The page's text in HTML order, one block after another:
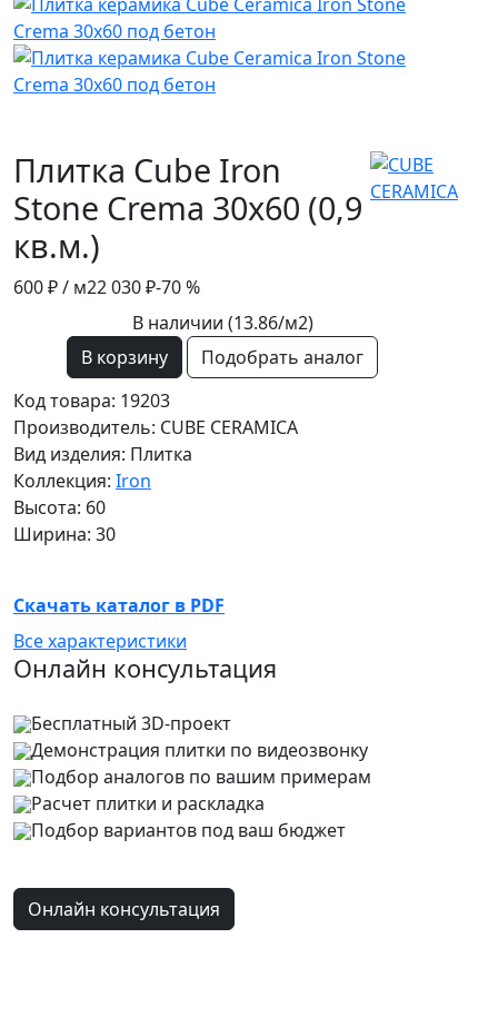
Плитка Cube Iron
Stone Crema 30x60 (0,9
кв.м.)
600 ₽/ м22 030 ₽-70 %
В наличии (13.86/м2)
В корзину
Подобрать аналог
Код товара: 19203
Производитель: CUBE CERAMICA
Вид изделия: Плитка
Коллекция: Iron
Высота: 60
Ширина: 30
Скачать каталог в PDF
Все характеристики
Онлайн консультация
Бесплатный 3D-проект
Демонстрация плитки по видеозвонку
Подбор аналогов по вашим примерам
Расчет плитки и раскладка
Подбор вариантов под ваш бюджет
Онлайн консультация